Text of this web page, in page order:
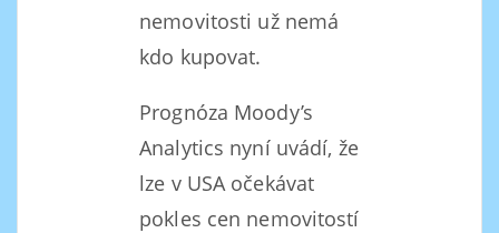
nemovitosti už nemá
kdo kupovat.
Prognóza Moody’s
Analytics nyní uvádí, že
lze v USA očekávat
pokles cen nemovitostí